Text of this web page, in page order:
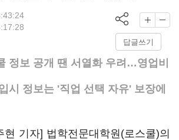
답글쓰기
정보 공개 땐 서열화 우려…영업비
시 정보는 '직업 선택 자유' 보장에
현 기자] 법학전문대학원(로스쿨)의